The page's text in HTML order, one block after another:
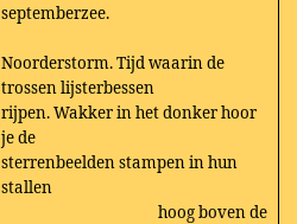
septemberzee.
Noorderstorm. Tijd waarin de
trossen lijsterbessen
rijpen. Wakker in het donker hoor
je de
sterrenbeelden stampen in hun
stallen
hoog boven de